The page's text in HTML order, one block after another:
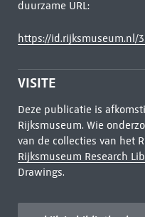
duurzame URL:
https://id.rijksmuseum.nl/
VISITE
Deze publicatie is
Rijksmuseum. Wie
van de collecties van het
Rijksmuseum Research
Drawings.